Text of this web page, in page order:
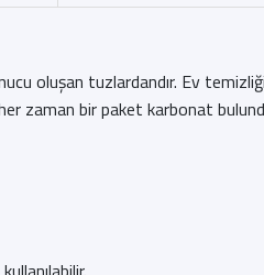
oluşan tuzlardandır. Ev
zaman bir paket karbonat